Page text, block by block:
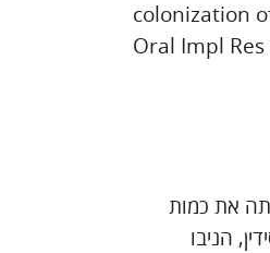
colonization
Oral Impl
מפחיתה את כמות
הניבו